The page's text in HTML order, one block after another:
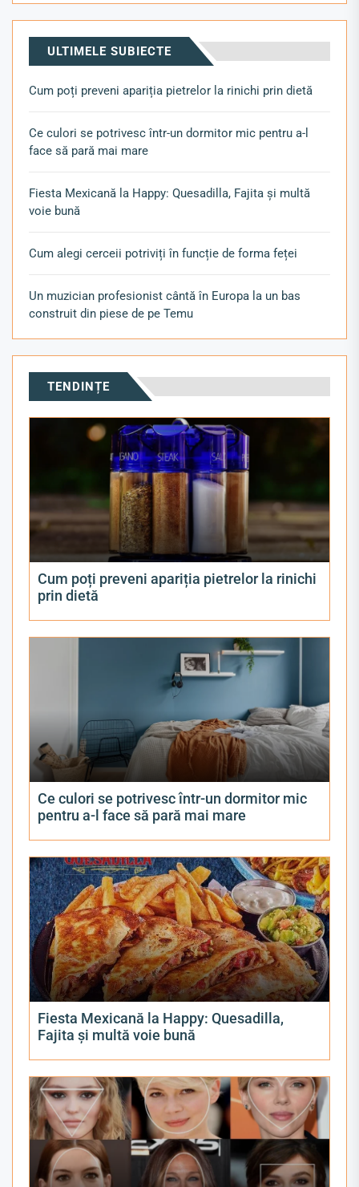
ULTIMELE SUBIECTE
Cum poți preveni apariția pietrelor la rinichi prin dietă
Ce culori se potrivesc într-un dormitor mic pentru a-l
face să pară mai mare
Fiesta Mexicană la Happy: Quesadilla, Fajita și multă
voie bună
Cum alegi cerceii potriviți în funcție de forma feței
Un muzician profesionist cântă în Europa la un bas
construit din piese de pe Temu
TENDINȚE
Cum poți preveni apariția pietrelor la rinichi
prin dietă
Ce culori se potrivesc într-un dormitor mic
pentru a-l face să pară mai mare
Fiesta Mexicană la Happy: Quesadilla,
Fajita și multă voie bună